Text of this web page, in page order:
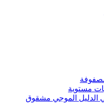
مستوية
الدليل الموجي مشقوق